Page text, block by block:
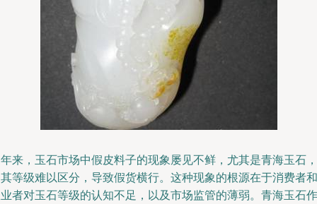
来，玉石市场中假皮料子的现象屡见不鲜，尤其是青海玉石，
等级难以区分，导致假货横行。这种现象的根源在于消费者和
者对玉石等级的认知不足，以及市场监管的薄弱。青海玉石作